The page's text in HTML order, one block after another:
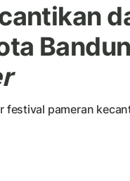
festival pameran